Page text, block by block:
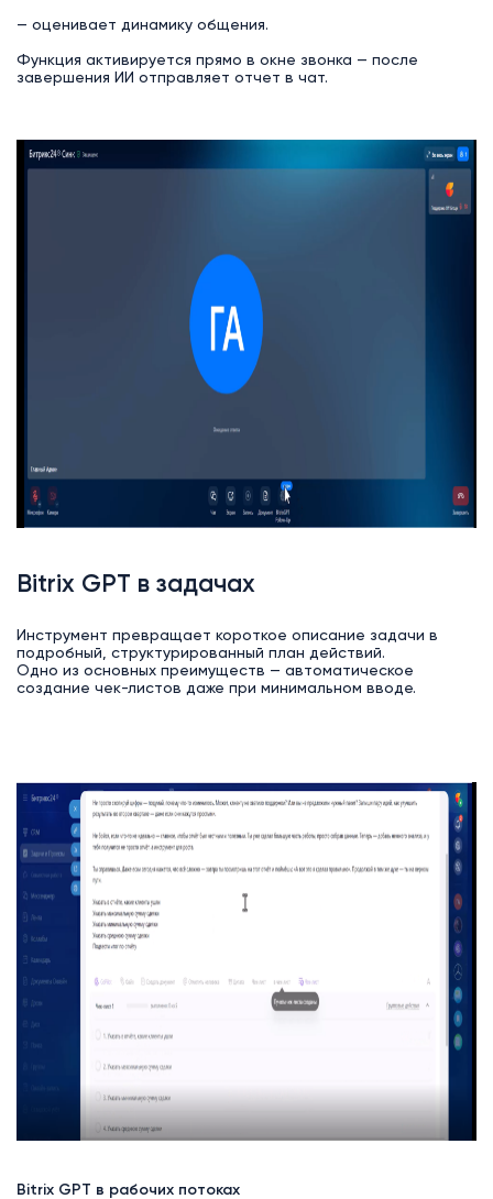
— оценивает динамику общения.
Функция активируется прямо в окне звонка — после
завершения ИИ отправляет отчет в чат.
Bitrix GPT в задачах
Инструмент превращает короткое описание задачи в
подробный, структурированный план действий.
Одно из основных преимуществ — автоматическое
создание чек-листов даже при минимальном вводе.
Bitrix GPT в рабочих потоках